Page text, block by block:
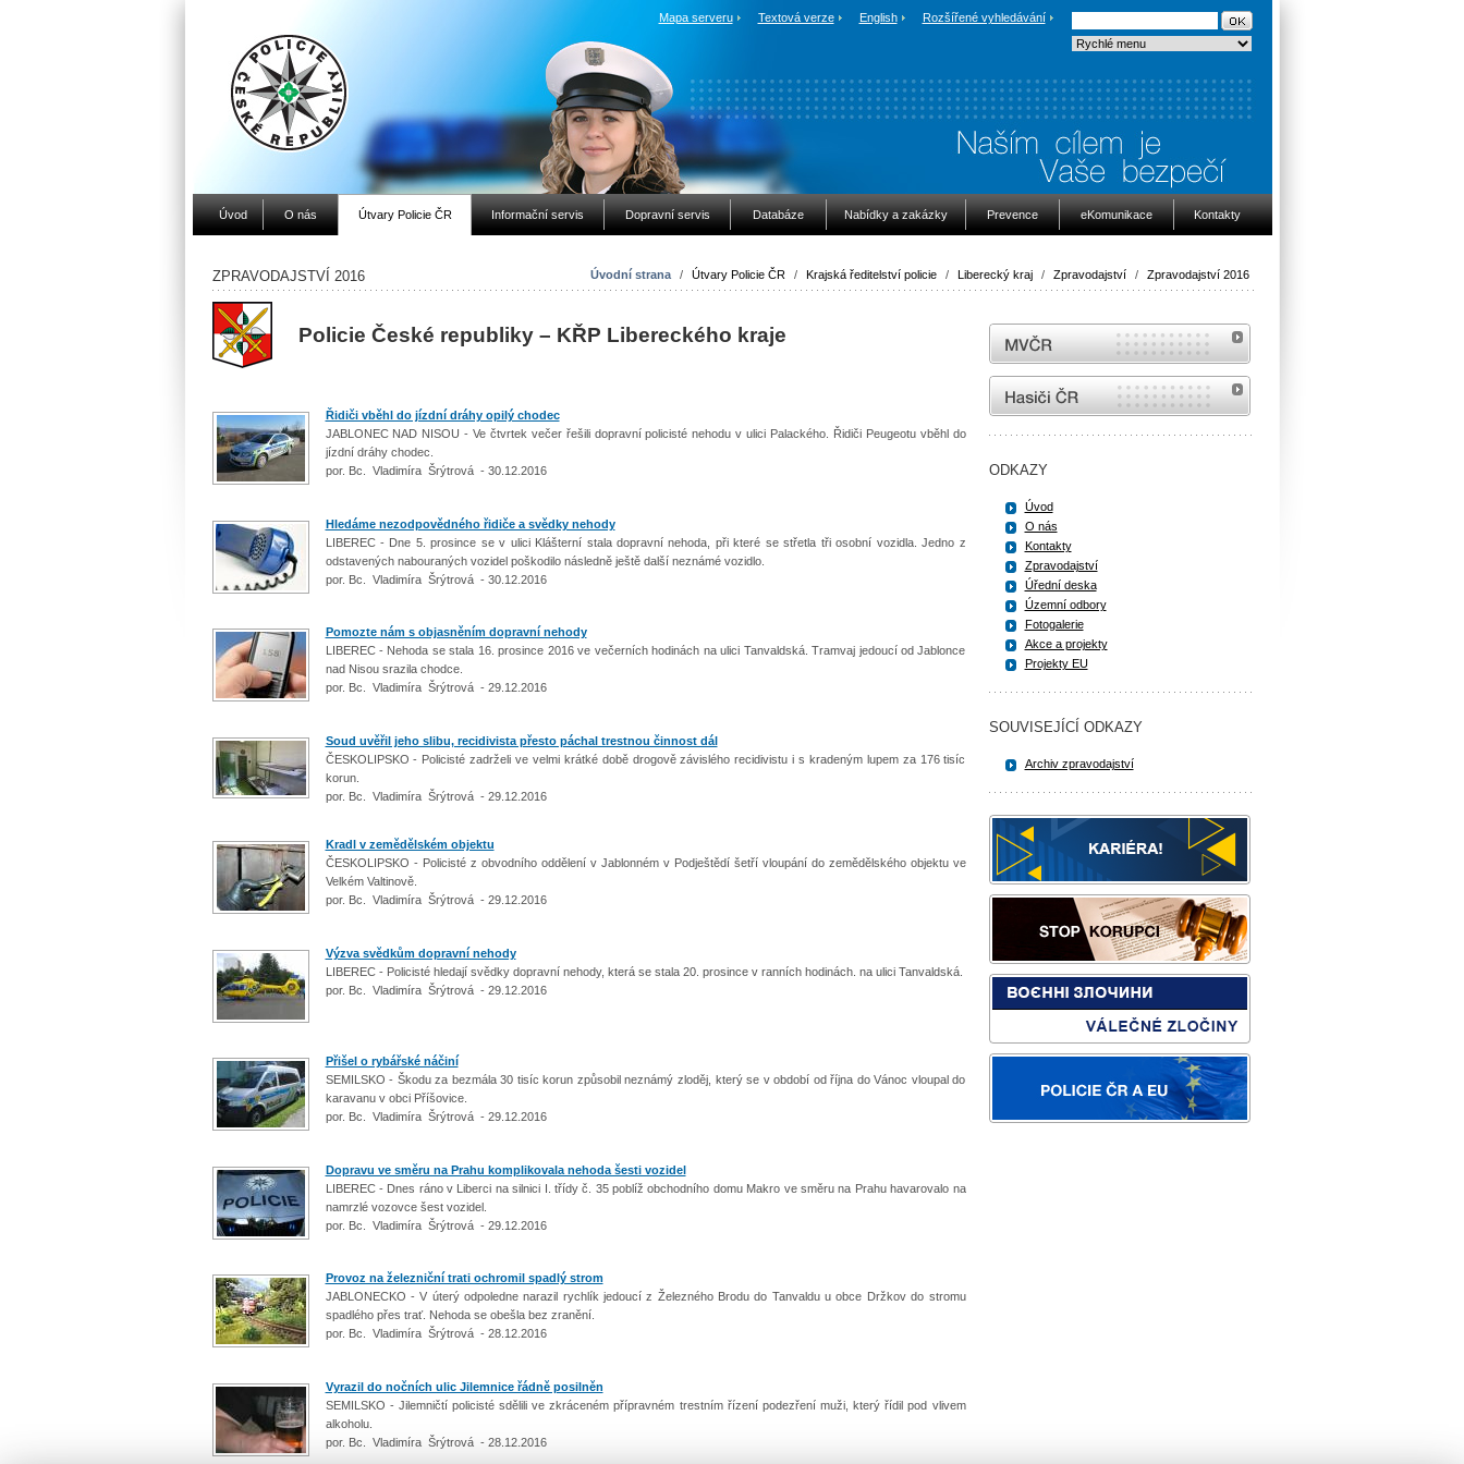
Mapa serveru Textová verze English Rozšířené vyhledávání
Úvod O nás Útvary Policie ČR Informační servis Dopravní servis Databáze Nabídky a zakázky Prevence eKomunikace Kontakty
Úvodní strana / Útvary Policie ČR / Krajská ředitelství policie / Liberecký kraj / Zpravodajství / Zpravodajství 2016
ZPRAVODAJSTVÍ 2016
Policie České republiky – KŘP Libereckého kraje
Řidiči vběhl do jízdní dráhy opilý chodec
JABLONEC NAD NISOU - Ve čtvrtek večer řešili dopravní policisté nehodu v ulici Palackého. Řidiči Peugeotu vběhl do
jízdní dráhy chodec.
por. Bc. Vladimíra Šrýtrová - 30.12.2016
Hledáme nezodpovědného řidiče a svědky nehody
LIBEREC - Dne 5. prosince se v ulici Klášterní stala dopravní nehoda, při které se střetla tři osobní vozidla. Jedno z
odstavených nabouraných vozidel poškodilo následně ještě další neznámé vozidlo.
por. Bc. Vladimíra Šrýtrová - 30.12.2016
Pomozte nám s objasněním dopravní nehody
LIBEREC - Nehoda se stala 16. prosince 2016 ve večerních hodinách na ulici Tanvaldská. Tramvaj jedoucí od Jablonce
nad Nisou srazila chodce.
por. Bc. Vladimíra Šrýtrová - 29.12.2016
Soud uvěřil jeho slibu, recidivista přesto páchal trestnou činnost dál
ČESKOLIPSKO - Policisté zadrželi ve velmi krátké době drogově závislého recidivistu i s kradeným lupem za 176 tisíc
korun.
por. Bc. Vladimíra Šrýtrová - 29.12.2016
Kradl v zemědělském objektu
ČESKOLIPSKO - Policisté z obvodního oddělení v Jablonném v Podještědí šetří vloupání do zemědělského objektu ve
Velkém Valtinově.
por. Bc. Vladimíra Šrýtrová - 29.12.2016
Výzva svědkům dopravní nehody
LIBEREC - Policisté hledají svědky dopravní nehody, která se stala 20. prosince v ranních hodinách. na ulici Tanvaldská.
por. Bc. Vladimíra Šrýtrová - 29.12.2016
Přišel o rybářské náčiní
SEMILSKO - Škodu za bezmála 30 tisíc korun způsobil neznámý zloděj, který se v období od října do Vánoc vloupal do
karavanu v obci Příšovice.
por. Bc. Vladimíra Šrýtrová - 29.12.2016
Dopravu ve směru na Prahu komplikovala nehoda šesti vozidel
LIBEREC - Dnes ráno v Liberci na silnici I. třídy č. 35 poblíž obchodního domu Makro ve směru na Prahu havarovalo na
namrzlé vozovce šest vozidel.
por. Bc. Vladimíra Šrýtrová - 29.12.2016
Provoz na železniční trati ochromil spadlý strom
JABLONECKO - V úterý odpoledne narazil rychlík jedoucí z Železného Brodu do Tanvaldu u obce Držkov do stromu
spadlého přes trať. Nehoda se obešla bez zranění.
por. Bc. Vladimíra Šrýtrová - 28.12.2016
Vyrazil do nočních ulic Jilemnice řádně posilněn
SEMILSKO - Jilemničtí policisté sdělili ve zkráceném přípravném trestním řízení podezření muži, který řídil pod vlivem
alkoholu.
por. Bc. Vladimíra Šrýtrová - 28.12.2016
MVČR
internetové stránky Hasiči ČR
ODKAZY
Úvod
O nás
Kontakty
Zpravodajství
Úřední deska
Územní odbory
Fotogalerie
Akce a projekty
Projekty EU
SOUVISEJÍCÍ ODKAZY
Archiv zpravodajství